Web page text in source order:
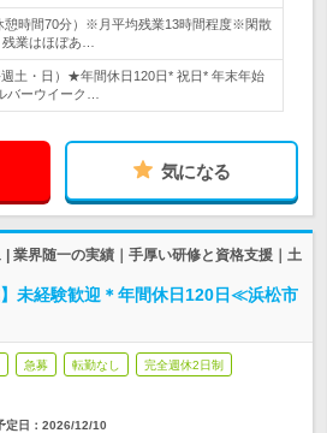
憩時間70分）※月平均残業13時間程度※閑散
業はほぼあ…
土・日）★年間休日120日* 祝日* 年末年始
バーウイーク…
気になる
業界随一の実績｜手厚い研修と資格支援｜土
未経験歓迎＊年間休日120日≪浜松市
急募 転勤なし 完全週休2日制
定日： 2026/12/10